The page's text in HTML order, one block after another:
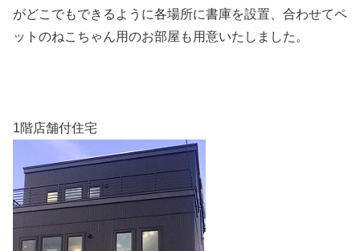
がどこでもできるように各場所に書庫を設置、合わせてペ
ットのねこちゃん用のお部屋も用意いたしました。
1階店舗付住宅